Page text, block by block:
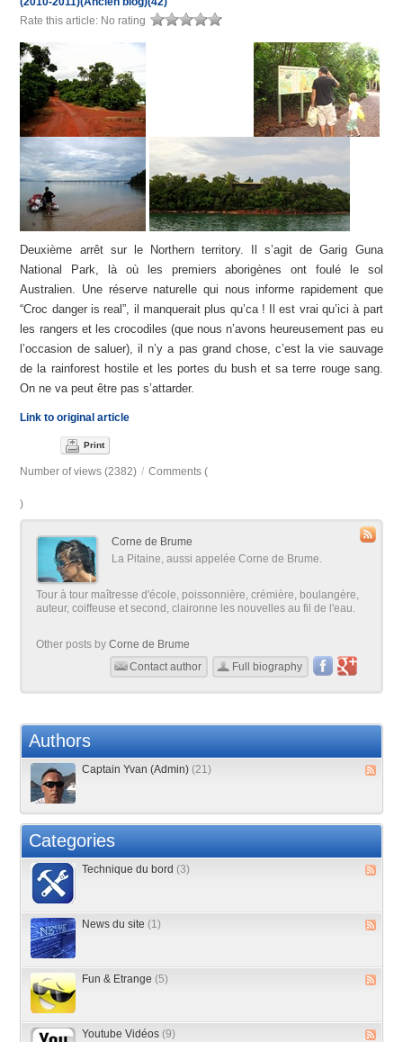
Rate this article: No rating
Deuxième arrêt sur le Northern territory. Il s’agit de Garig Guna
National Park, là où les premiers aborigènes ont foulé le sol
Australien. Une réserve naturelle qui nous informe rapidement que
“Croc danger is real”, il manquerait plus qu’ca ! Il est vrai qu’ici à part
les rangers et les crocodiles (que nous n’avons heureusement pas eu
l’occasion de saluer), il n’y a pas grand chose, c’est la vie sauvage
de la rainforest hostile et les portes du bush et sa terre rouge sang.
On ne va peut être pas s’attarder.
Link to original article
Print
Number of views (2382) / Comments (
)
Corne de Brume
La Pitaine, aussi appelée Corne de Brume.
Tour à tour maîtresse d'école, poissonnière, crémière, boulangère,
auteur, coiffeuse et second, claironne les nouvelles au fil de l'eau.
Other posts byCorne de Brume
Contact author
Full biography
Authors
Captain Yvan (Admin) (21)
Categories
Technique du bord (3)
News du site (1)
Fun & Etrange (5)
Youtube Vidéos (9)